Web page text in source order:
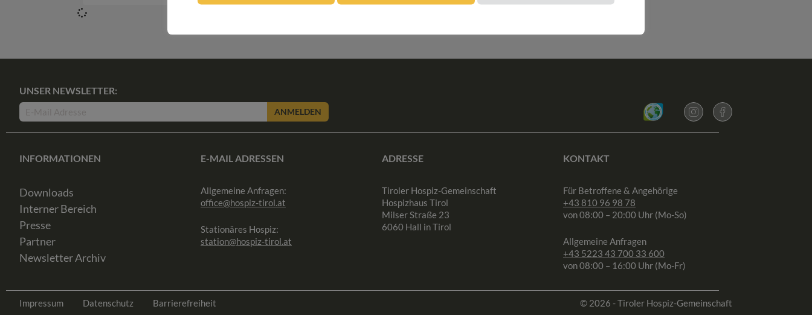
UNSER NEWSLETTER:
ANMELDEN
INFORMATIONEN
Downloads
Interner Bereich
Presse
Partner
Newsletter Archiv
E-MAIL ADRESSEN
Allgemeine Anfragen:
office@hospiz-tirol.at
Stationäres Hospiz:
station@hospiz-tirol.at
ADRESSE
Tiroler Hospiz-Gemeinschaft
Hospizhaus Tirol
Milser Straße 23
6060 Hall in Tirol
KONTAKT
Für Betroffene & Angehörige
+43 810 96 98 78
von 08:00 – 20:00 Uhr (Mo-So)
Allgemeine Anfragen
+43 5223 43 700 33 600
von 08:00 – 16:00 Uhr (Mo-Fr)
Impressum Datenschutz Barrierefreiheit © 2026 - Tiroler Hospiz-Gemeinschaft